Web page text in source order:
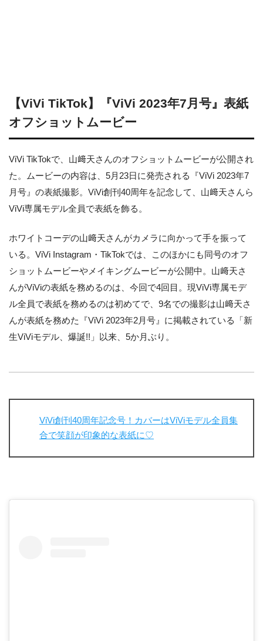
【ViVi TikTok】『ViVi 2023年7月号』表紙
オフショットムービー
ViVi TikTokで、山﨑天さんのオフショットムービーが公開され
た。ムービーの内容は、5月23日に発売される『ViVi 2023年7
月号』の表紙撮影。ViVi創刊40周年を記念して、山﨑天さんら
ViVi専属モデル全員で表紙を飾る。
ホワイトコーデの山﨑天さんがカメラに向かって手を振って
いる。ViVi Instagram・TikTokでは、このほかにも同号のオフ
ショットムービーやメイキングムービーが公開中。山﨑天さ
んがViViの表紙を務めるのは、今回で4回目。現ViVi専属モデ
ル全員で表紙を務めるのは初めてで、9名での撮影は山﨑天さ
んが表紙を務めた『ViVi 2023年2月号』に掲載されている「新
生ViViモデル、爆誕!!」以来、5か月ぶり。
ViVi創刊40周年記念号！カバーはViViモデル全員集
合で笑顔が印象的な表紙に♡